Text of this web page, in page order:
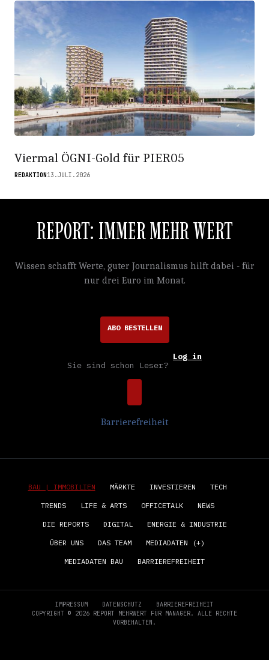
Viermal ÖGNI-Gold für PIER05
REDAKTION13.JULI.2026
REPORT: IMMER MEHR WERT
Wissen schafft Werte, guter Journalismus hilft dabei - für
nur drei Euro im Monat.
ABO BESTELLEN
Sie sind schon Leser?
Log in
Barrierefreiheit
BAU | IMMOBILIEN MÄRKTE INVESTIEREN TECH
TRENDS LIFE & ARTS OFFICETALK NEWS
DIE REPORTS DIGITAL ENERGIE & INDUSTRIE
ÜBER UNS DAS TEAM MEDIADATEN (+)
MEDIADATEN BAU BARRIEREFREIHEIT
IMPRESSUM DATENSCHUTZ
BARRIEREFREIHEIT
COPYRIGHT © 2026 REPORT MEHRWERT FÜR MANAGER. ALLE RECHTE
VORBEHALTEN.